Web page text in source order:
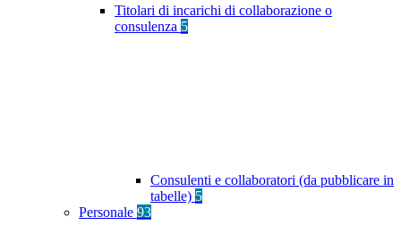
Titolari di incarichi di collaborazione o
consulenza 5
Consulenti e collaboratori (da pubblicare in
tabelle) 5
Personale 93